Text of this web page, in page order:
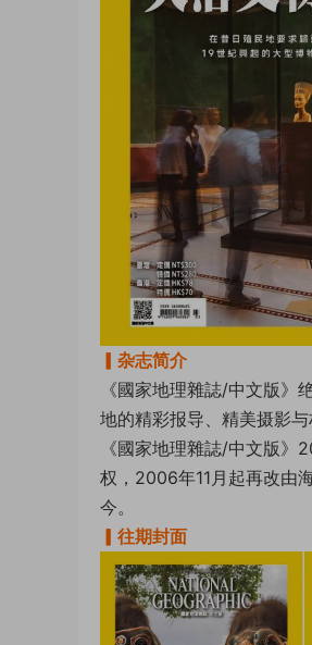
▎杂志简介
《國家地理雜誌/中文版
地的精彩报导、精美摄影
《國家地理雜誌/中文版
权，2006年11月起再改由
今。
▎往期封面